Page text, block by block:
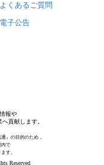
よくあるご質問
電子公告
報や
貢献します。
』の目的のため，
内で
す。
Reserved